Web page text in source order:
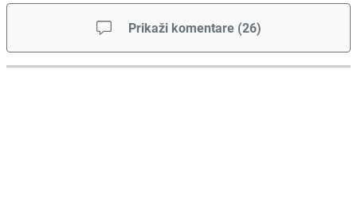
Prikaži komentare (26)